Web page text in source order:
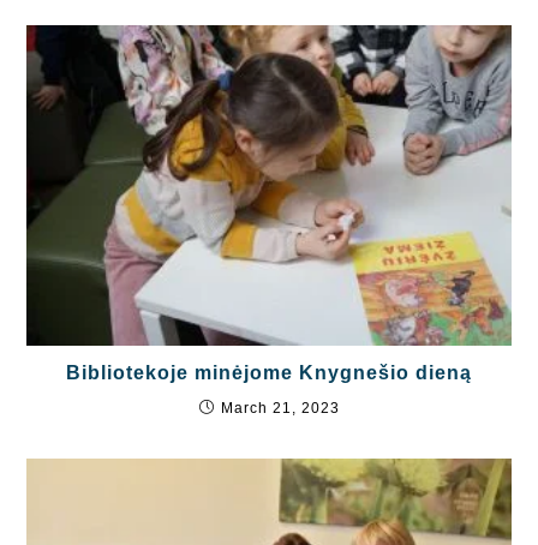
Bibliotekoje minėjome Knygnešio dieną
March 21, 2023